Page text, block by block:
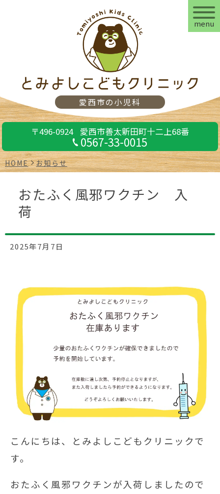
愛西市の小児科
〒496-0924 愛西市善太新田町十二上68番
0567-33-0015
menu
HOME お知らせ
おたふく風邪ワクチン 入
荷
2025年7月7日
こんにちは、とみよしこどもクリニックで
す。
おたふく風邪ワクチンが入荷しましたので